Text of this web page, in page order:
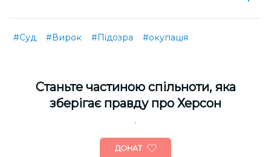
#Суд #Вирок #Підозра #окупація
Cтаньте частиною спільноти, яка
зберігає правду про Херсон
ДОНАТ